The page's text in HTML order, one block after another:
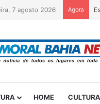
7 agosto 2026 Agora
HOME CULTURA